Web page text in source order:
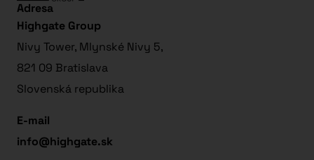
Adresa
Highgate Group
Nivy Tower, Mlynské Nivy 5,
821 09 Bratislava
Slovenská republika
E-mail
info@highgate.sk